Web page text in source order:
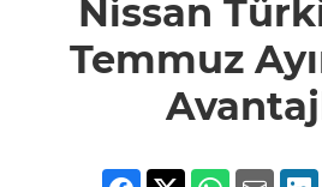
Ayına
Nissan
Temmuz